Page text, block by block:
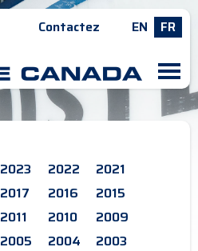
Contactez EN FR
M
2023 2022
2021
2017 2016
2015
2011 2010
2009
2005 2004
2003